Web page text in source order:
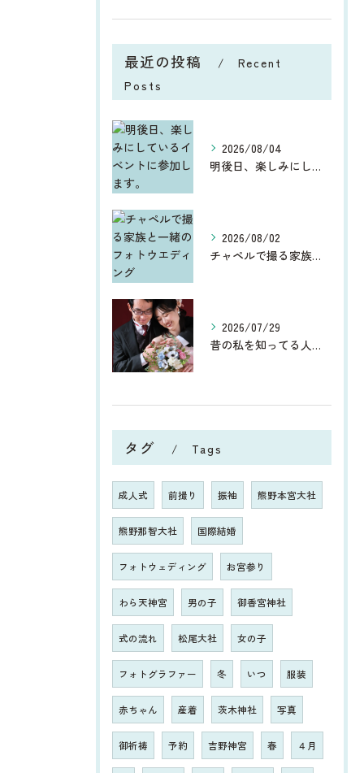
最近の投稿
Recent
Posts
2026/08/04
明後日、楽しみにしているイベントに参加します。
2026/08/02
チャペルで撮る家族と一緒のフォトウエディング
2026/07/29
昔の私を知ってる人からしたら、今、お宮参りや七五三、ウエディ...
タグ Tags
成人式 前撮り 振袖 熊野本宮大社
熊野那智大社 国際結婚
フォトウェディング お宮参り
わら天神宮 男の子 御香宮神社
式の流れ 松尾大社 女の子
フォトグラファー 冬 いつ 服装
赤ちゃん 産着 茨木神社 写真
御祈祷 予約 吉野神宮 春 ４月